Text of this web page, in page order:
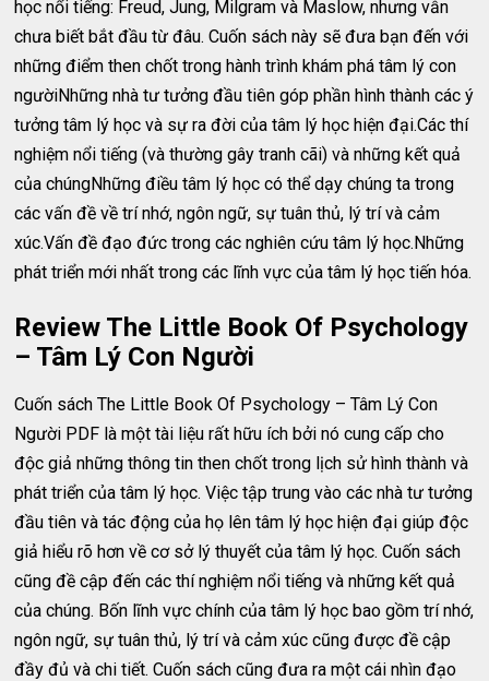
học nổi tiếng: Freud, Jung, Milgram và Maslow, nhưng vẫn
chưa biết bắt đầu từ đâu. Cuốn sách này sẽ đưa bạn đến với
những điểm then chốt trong hành trình khám phá tâm lý con
ngườiNhững nhà tư tưởng đầu tiên góp phần hình thành các ý
tưởng tâm lý học và sự ra đời của tâm lý học hiện đại.Các thí
nghiệm nổi tiếng (và thường gây tranh cãi) và những kết quả
của chúngNhững điều tâm lý học có thể dạy chúng ta trong
các vấn đề về trí nhớ, ngôn ngữ, sự tuân thủ, lý trí và cảm
xúc.Vấn đề đạo đức trong các nghiên cứu tâm lý học.Những
phát triển mới nhất trong các lĩnh vực của tâm lý học tiến hóa.
Review The Little Book Of Psychology
– Tâm Lý Con Người
Cuốn sách The Little Book Of Psychology – Tâm Lý Con
Người PDF là một tài liệu rất hữu ích bởi nó cung cấp cho
độc giả những thông tin then chốt trong lịch sử hình thành và
phát triển của tâm lý học. Việc tập trung vào các nhà tư tưởng
đầu tiên và tác động của họ lên tâm lý học hiện đại giúp độc
giả hiểu rõ hơn về cơ sở lý thuyết của tâm lý học. Cuốn sách
cũng đề cập đến các thí nghiệm nổi tiếng và những kết quả
của chúng. Bốn lĩnh vực chính của tâm lý học bao gồm trí nhớ,
ngôn ngữ, sự tuân thủ, lý trí và cảm xúc cũng được đề cập
đầy đủ và chi tiết. Cuốn sách cũng đưa ra một cái nhìn đạo